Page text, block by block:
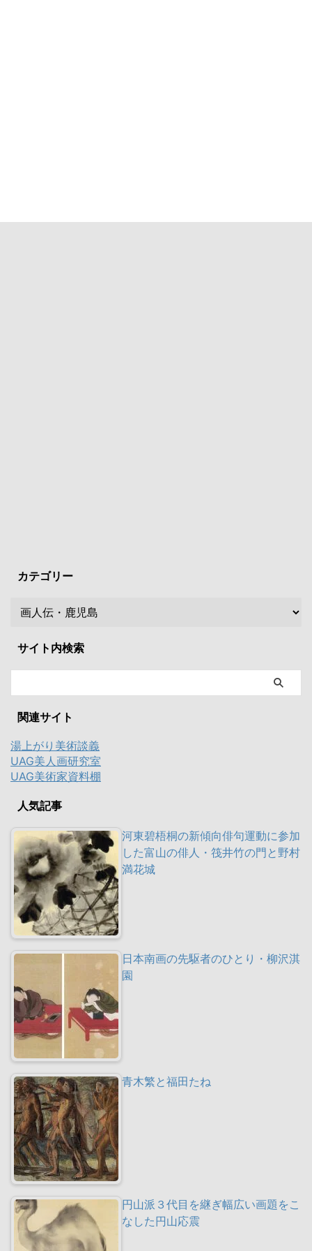
カテゴリー
サイト内検索
関連サイト
湯上がり美術談義
UAG美人画研究室
UAG美術家資料棚
人気記事
河東碧梧桐の新傾向俳句運動に参加
した富山の俳人・筏井竹の門と野村
満花城
日本南画の先駆者のひとり・柳沢淇
園
青木繁と福田たね
円山派３代目を継ぎ幅広い画題をこ
なした円山応震